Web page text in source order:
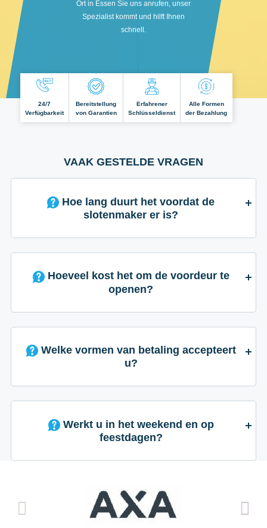
Ort in Essen Sie uns anrufen, unser
Spezialist kommt und hilft Ihnen
schnell.
24/7
Verfügbarkeit
Bereitstellung
von Garantien
Erfahrener
Schlüsseldienst
Alle Formen
der Bezahlung
VAAK GESTELDE VRAGEN
slotenmaker er is?
Hoeveel kost het om de voordeur te
openen?
Welke vormen van betaling accepteert
u?
Werkt u in het weekend en op
feestdagen?